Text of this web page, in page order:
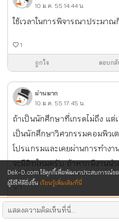
Dek-D.com ใช้คุกกี้เพื่อพัฒนาประสบการณ์ข
ผู้ใช้ให้ดียิ่งขึ้น เรียนรู้เพิ่มเติมที่นี่
10 ม.ค. 55 14:44 น.
ใช้เวลาในการพิจารณาประมา
1
ถูกใจ ตอบกลั
ผ่านมาก
10 ม.ค. 55 17:45 น.
ถ้าเป็นนักศึกษาที่เกรดไม่ถึง แ
เป็นนักศึกษาวิศวกรรมคอมพิวเ
โปรแกรมและเคยผ่านการทำงา
จะมีสิทใหมครับ ถ้าหากมีงานน
1
ถูกใจ